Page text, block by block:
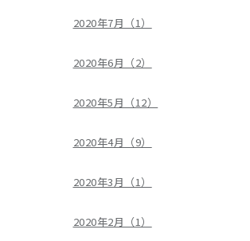
2020年7月（1）
2020年6月（2）
2020年5月（12）
2020年4月（9）
2020年3月（1）
2020年2月（1）